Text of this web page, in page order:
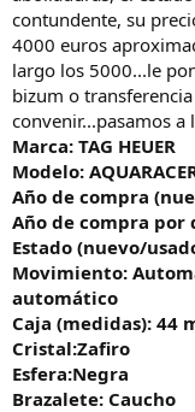
contundente, su
4000 euros
largo los 5000...le
bizum o
convenir...pasamos a
Marca: TAG HEUER
Modelo:
Año de compra
Año de compra por
Estado (nuevo/
Movimiento:
automático
Caja (medidas): 44
Cristal:Zafiro
Esfera:Negra
Brazalete: Caucho